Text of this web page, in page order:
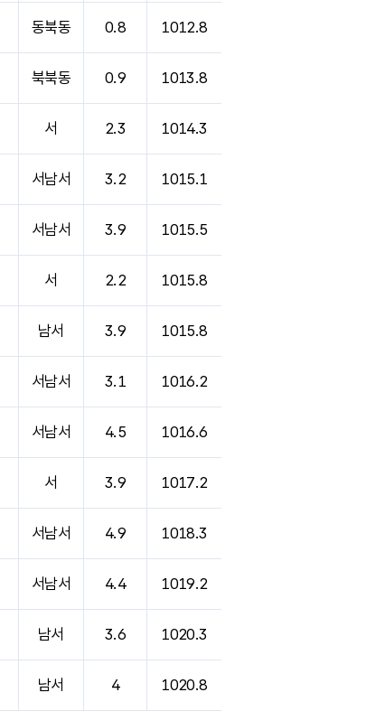
동북동 0.8 1012.8
북북동 0.9 1013.8
서 2.3 1014.3
서남서 3.2 1015.1
서남서 3.9 1015.5
서 2.2 1015.8
남서 3.9 1015.8
서남서 3.1 1016.2
서남서 4.5 1016.6
서 3.9 1017.2
서남서 4.9 1018.3
서남서 4.4 1019.2
남서 3.6 1020.3
남서 4 1020.8